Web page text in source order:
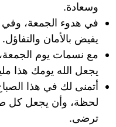
وسعادة.
في هدوء الجمعة، وفي
يفيض بالأمان والتفاؤل.
مع نسمات يوم
يجعل الله يومك هذا
أتمنى لك في هذا
لحظة، وأن يجعل كل
ترضى.